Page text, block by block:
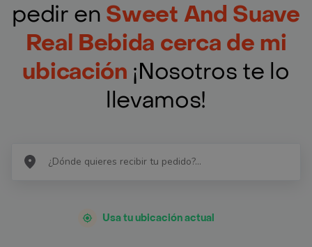
pedir en Sweet And Suave
Real Bebida cerca de mi
ubicación ¡Nosotros te lo
llevamos!
Usa tu ubicación actual